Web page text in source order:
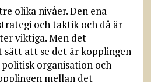
olika nivåer. Den ena
och taktik och då är
viktiga. Men det
att se det är kopplingen
organisation och
mellan det